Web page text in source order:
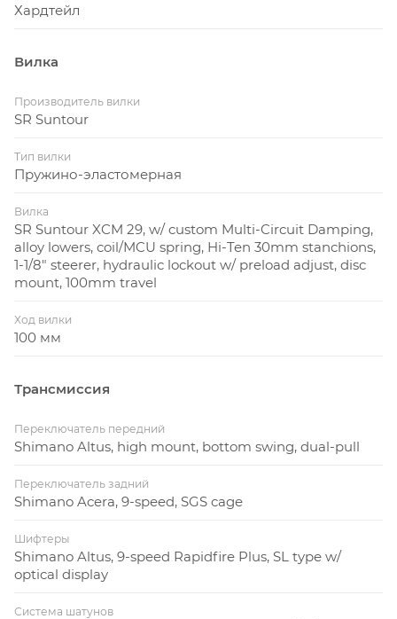
Хардтейл
Вилка
Производитель вилки
SR Suntour
Тип вилки
Пружино-эластомерная
Вилка
SR Suntour XCM 29, w/ custom Multi-Circuit Damping,
alloy lowers, coil/MCU spring, Hi-Ten 30mm stanchions,
1-1/8" steerer, hydraulic lockout w/ preload adjust, disc
mount, 100mm travel
Ход вилки
100 мм
Трансмиссия
Переключатель передний
Shimano Altus, high mount, bottom swing, dual-pull
Переключатель задний
Shimano Acera, 9-speed, SGS cage
Шифтеры
Shimano Altus, 9-speed Rapidfire Plus, SL type w/
optical display
Система шатунов